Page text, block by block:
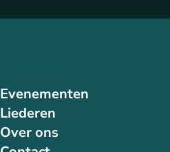
Evenementen
Liederen
Over ons